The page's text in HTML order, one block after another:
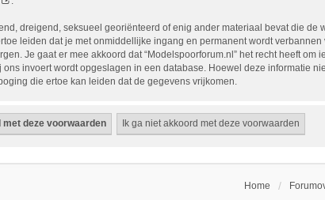
dreigend, seksueel georiënteerd of enig ander materiaal bevat die de
leiden dat je met onmiddellijke ingang en permanent wordt
Je gaat er mee akkoord dat “Modelspoorforum.nl” het recht heeft
invoert wordt opgeslagen in een database. Hoewel deze informatie
die ertoe kan leiden dat de gegevens vrijkomen.
Home